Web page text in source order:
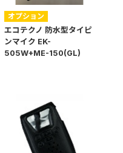
オプション
エコテクノ 防水型タイピ
ンマイク EK-
505W+ME-150(GL)